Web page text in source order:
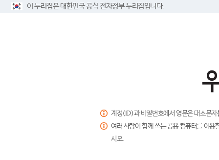
이 누리집은 대한민국 공식 전자정부 누리집입니다.
계정(ID)과 비밀번호에서 영문은 대소문
여러 사람이 함께 쓰는 공용 컴퓨터를 이
시오.